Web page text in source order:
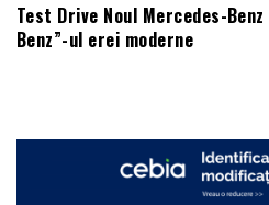
Test Drive Noul Mercedes-
Benz”-ul erei moderne